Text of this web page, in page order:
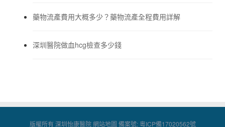
藥物流產費用大概多少？藥物流產全程費用詳解
深圳醫院做血hcg檢查多少錢
版權所有 深圳怡康醫院網站地圖 備案號:粵ICP備17020562號